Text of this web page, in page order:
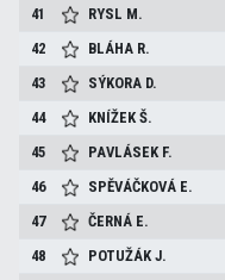
41
RYSL M.
42
BLÁHA R.
43
SÝKORA D.
44
KNÍŽEKŠ.
45
PAVLÁSEK F.
46
SPĚVÁČKOVÁ E.
47
ČERNÁ E.
48
POTUŽÁKJ.